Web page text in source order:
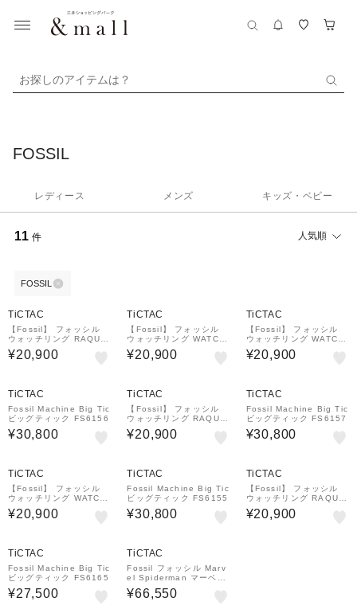
お探しのアイテムは？
FOSSIL
レディース メンズ キッズ・ベビー
11 件 人気順
FOSSIL
TiCTAC
【Fossil】 フォッシル
ウォッチリング RAQUE
L WATCH RING ES534
3
¥20,900
TiCTAC
【Fossil】 フォッシル
ウォッチリング WATCH
RING ES5245
¥20,900
TiCTAC
【Fossil】 フォッシル
ウォッチリング WATCH
RING ES5246
¥20,900
TiCTAC
Fossil Machine Big Tic
ビッグティック FS6156
¥30,800
TiCTAC
【Fossil】 フォッシル
ウォッチリング RAQUE
L WATCH RING ES534
4
¥20,900
TiCTAC
Fossil Machine Big Tic
ビッグティック FS6157
¥30,800
TiCTAC
【Fossil】 フォッシル
ウォッチリング WATCH
RING ES5247
¥20,900
TiCTAC
Fossil Machine Big Tic
ビッグティック FS6155
¥30,800
TiCTAC
【Fossil】 フォッシル
ウォッチリング RAQUE
L WATCH RING ES534
5
¥20,900
TiCTAC
Fossil Machine Big Tic
ビッグティック FS6165
¥27,500
TiCTAC
Fossil フォッシル Marv
el Spiderman マーベル
スパイダーマン コラボレ
ーションモデル LE1247
¥66,550